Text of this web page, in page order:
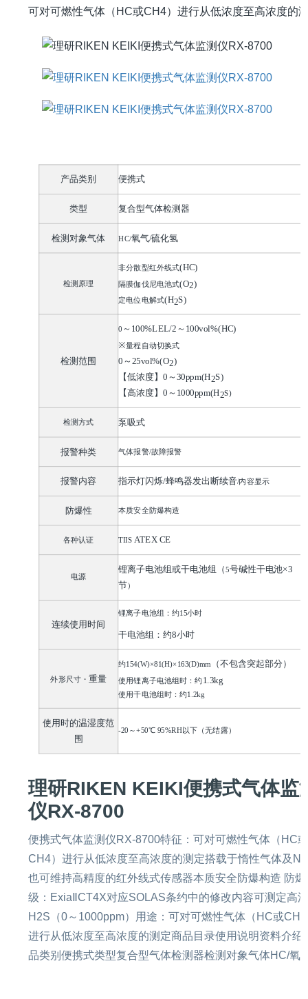
可对可燃性气体（HC或CH4）进行从低浓度至高浓度的
产品类别 便携式
类型 复合型气体检测器
检测对象气体 HC/氧气/硫化氢
检测原理
非分散型红外线式(HC)
隔膜伽伐尼电池式(O2)
定电位电解式(H2S)
检测范围
0 ～ 100%LEL/2 ～ 100vol%(HC)
※量程自动切换式
0 ～ 25vol%(O2)
【低浓度】0 ～ 30ppm(H2S)
【高浓度】0 ～ 1000ppm(H2S)
检测方式 泵吸式
报警种类 气体报警/故障报警
报警内容 指示灯闪烁/蜂鸣器发出断续音/内容显示
防爆性 本质安全防爆构造
各种认证 TIIS ATEX CE
电源
锂离子电池组或干电池组（5号碱性干电池×3
节）
连续使用时间
锂离子电池组：约15小时
干电池组：约8小时
外形尺寸 ・重量
约154(W)×81(H)×163(D)mm（不包含突起部分）
使用锂离子电池组时 ：约1.3kg
使用干电池组时 ：约1.2kg
使用时的温湿度范
围
-20 ～+50℃ 95%RH以下（无结露）
理研RIKEN KEIKI便携式气体监
仪RX-8700
便携式气体监测仪RX-8700特征：可对可燃性气体（HC
CH4）进行从低浓度至高浓度的测定搭载于惰性气体及
也可维持高精度的红外线式传感器本质安全防爆构造 防
级：ExiaⅡCT4X对应SOLAS条约中的修改内容可测定高
H2S（0～1000ppm）用途：可对可燃性气体（HC或
进行从低浓度至高浓度的测定商品目录使用说明资料介绍
品类别便携式类型复合型气体检测器检测对象气体HC/氧